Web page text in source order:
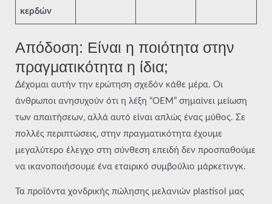
κερδών
Απόδοση: Είναι η ποιότητα στην
πραγματικότητα η ίδια;
Δέχομαι αυτήν την ερώτηση σχεδόν κάθε μέρα. Οι
άνθρωποι ανησυχούν ότι η λέξη “OEM” σημαίνει μείωση
των απαιτήσεων, αλλά αυτό είναι απλώς ένας μύθος. Σε
πολλές περιπτώσεις, στην πραγματικότητα έχουμε
μεγαλύτερο έλεγχο στη σύνθεση επειδή δεν προσπαθούμε
να ικανοποιήσουμε ένα εταιρικό συμβούλιο μάρκετινγκ.
Τα προϊόντα χονδρικής πώλησης μελανιών plastisol μας